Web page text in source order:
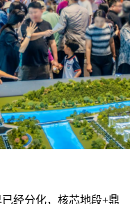
经分化，核芯地段+鼎